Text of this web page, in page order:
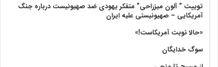
توییت ” آلون میزراحی” متفکر یهودی ضد صهیونیست درباره جنگ
آمریکایی – صهیونیستی علیه ایران
«حالا نوبت آمریکاست!»
سوگ خدایگان